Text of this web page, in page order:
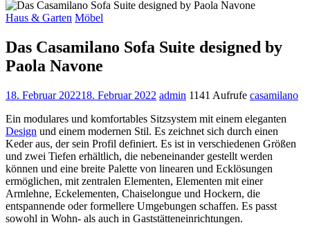
Haus & Garten Möbel
Das Casamilano Sofa Suite designed by
Paola Navone
18. Februar 202218. Februar 2022 admin 1141 Aufrufe casamilano
Ein modulares und komfortables Sitzsystem mit einem eleganten
Design und einem modernen Stil. Es zeichnet sich durch einen
Keder aus, der sein Profil definiert. Es ist in verschiedenen Größen
und zwei Tiefen erhältlich, die nebeneinander gestellt werden
können und eine breite Palette von linearen und Ecklösungen
ermöglichen, mit zentralen Elementen, Elementen mit einer
Armlehne, Eckelementen, Chaiselongue und Hockern, die
entspannende oder formellere Umgebungen schaffen. Es passt
sowohl in Wohn- als auch in Gaststätteneinrichtungen.